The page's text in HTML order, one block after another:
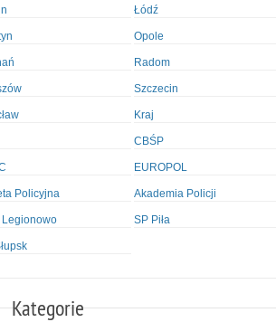
Łódź
Opole
Radom
Szczecin
Kraj
CBŚP
EUROPOL
Policyjna Akademia Policji
Legionowo SP Piła
Kategorie